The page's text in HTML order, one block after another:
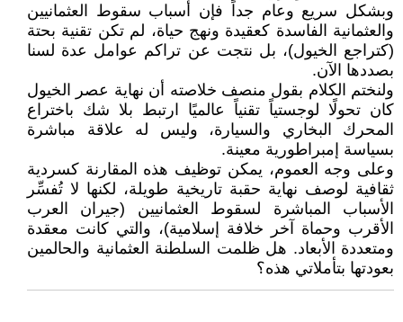
وبشكل سريع وعام جداً فإن أسباب سقوط العثمانيين
والعثمانية الفاسدة كعقيدة ونهج حياة، لم تكن تقنية بحتة
(كتراجع الخيول)، بل نتجت عن تراكم عوامل عدة لسنا
بصددها الآن.
ولنختم الكلام بقول منصف خلاصته أن نهاية عصر الخيول
كان تحولًا لوجستياً تقنياً عالميًا ارتبط بلا شك باختراع
المحرك البخاري والسيارة، وليس له علاقة مباشرة
بسياسة إمبراطورية معينة.
وعلى وجه العموم، يمكن توظيف هذه المقارنة كسردية
ثقافية لوصف نهاية حقبة تاريخية طويلة، لكنها لا تُفسِّر
الأسباب المباشرة لسقوط العثمانيين (جيران العرب
الأقرب وحماة آخر خلافة إسلامية)، والتي كانت معقدة
ومتعددة الأبعاد. هل ظلمت السلطنة العثمانية والحالمين
بعودتها بتأملاتي هذه؟